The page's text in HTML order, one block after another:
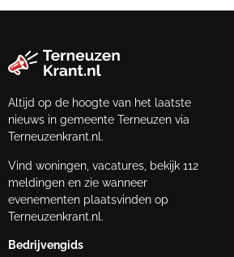
Altijd op de hoogte van het laatste
nieuws in gemeente Terneuzen via
Terneuzenkrant.nl.
Vind woningen, vacatures, bekijk 112
meldingen en zie wanneer
evenementen plaatsvinden op
Terneuzenkrant.nl.
Bedrijvengids